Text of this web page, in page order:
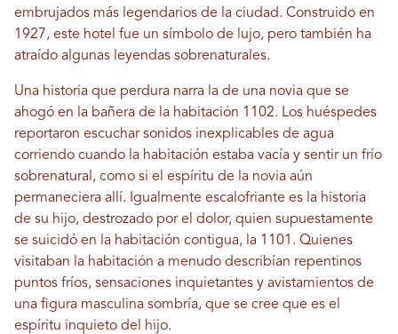
embrujados más legendarios de la ciudad. Construido en
1927, este hotel fue un símbolo de lujo, pero también ha
atraído algunas leyendas sobrenaturales.
Una historia que perdura narra la de una novia que se
ahogó en la bañera de la habitación 1102. Los huéspedes
reportaron escuchar sonidos inexplicables de agua
corriendo cuando la habitación estaba vacía y sentir un frío
sobrenatural, como si el espíritu de la novia aún
permaneciera allí. Igualmente escalofriante es la historia
de su hijo, destrozado por el dolor, quien supuestamente
se suicidó en la habitación contigua, la 1101. Quienes
visitaban la habitación a menudo describían repentinos
puntos fríos, sensaciones inquietantes y avistamientos de
una figura masculina sombría, que se cree que es el
espíritu inquieto del hijo.